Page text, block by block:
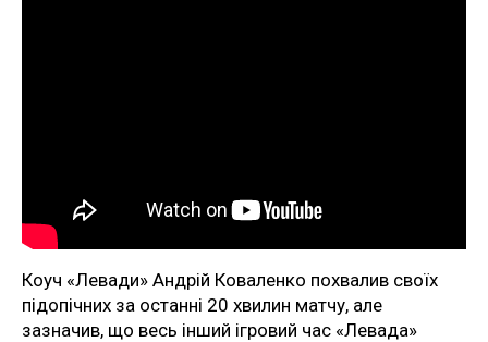
Коуч «Левади» Андрій Коваленко похвалив своїх
підопічних за останні 20 хвилин матчу, але
зазначив, що весь інший ігровий час «Левада»